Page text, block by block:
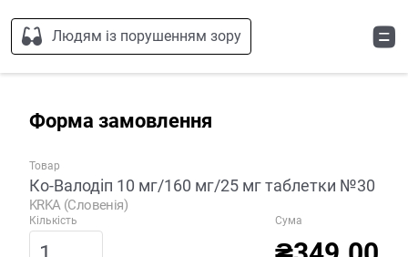
Людям із порушенням зору
Форма замовлення
Товар
Ко-Валодіп 10 мг/160 мг/25 мг таблетки №30
KRKA (Словенія)
Кількість Сума